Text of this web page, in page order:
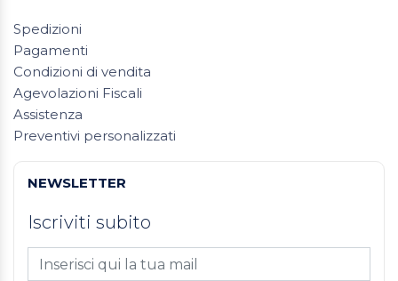
Spedizioni
Pagamenti
Condizioni di vendita
Agevolazioni Fiscali
Assistenza
Preventivi personalizzati
NEWSLETTER
Iscriviti subito